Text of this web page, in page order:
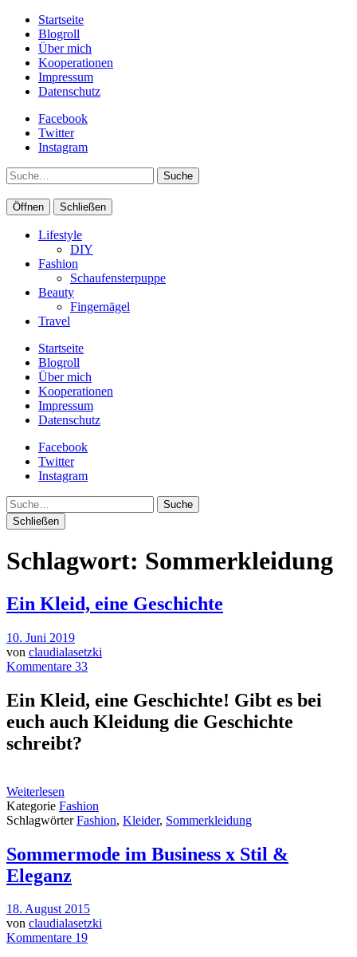
Startseite
Blogroll
Über mich
Kooperationen
Impressum
Datenschutz
Facebook
Twitter
Instagram
Suche
Öffnen Schließen
Lifestyle
DIY
Fashion
Schaufensterpuppe
Beauty
Fingernägel
Travel
Startseite
Blogroll
Über mich
Kooperationen
Impressum
Datenschutz
Facebook
Twitter
Instagram
Suche
Schließen
Schlagwort: Sommerkleidung
Ein Kleid, eine Geschichte
10. Juni 2019
von claudialasetzki
Kommentare 33
Ein Kleid, eine Geschichte! Gibt es bei
euch auch Kleidung die Geschichte
schreibt?
Weiterlesen
Kategorie Fashion
SchlagwörterFashion, Kleider, Sommerkleidung
Sommermode im Business x Stil &
Eleganz
18. August 2015
von claudialasetzki
Kommentare 19